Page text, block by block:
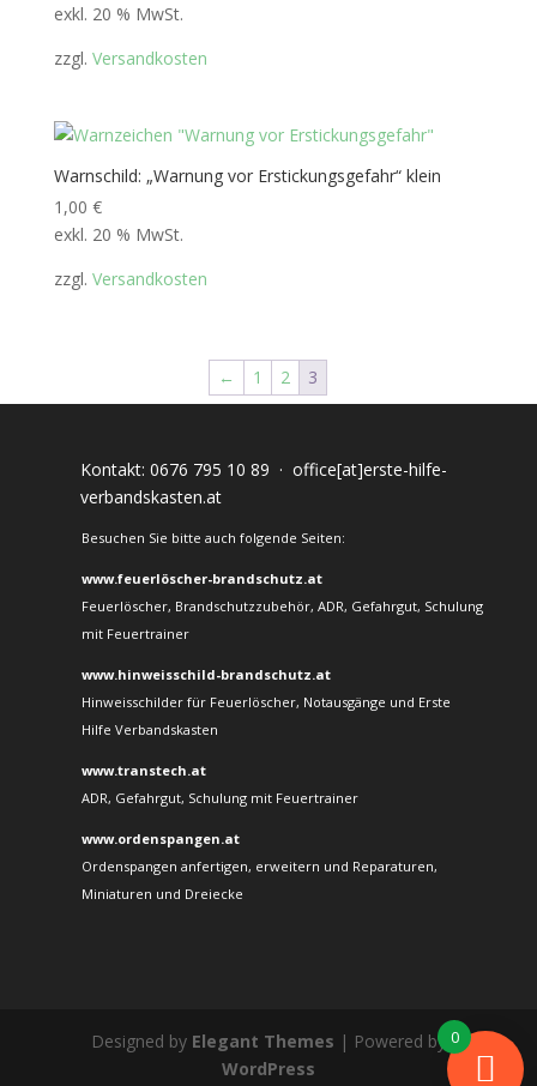
exkl. 20 % MwSt.
zzgl. Versandkosten
Warnschild: „Warnung vor Erstickungsgefahr“ klein
1,00 €
exkl. 20 % MwSt.
zzgl. Versandkosten
← 1 2 3
Kontakt: 0676 795 10 89 · office[at]erste-hilfe-
verbandskasten.at
Besuchen Sie bitte auch folgende Seiten:
www.feuerlöscher-brandschutz.at
Feuerlöscher, Brandschutzzubehör, ADR, Gefahrgut, Schulung
mit Feuertrainer
www.hinweisschild-brandschutz.at
Hinweisschilder für Feuerlöscher, Notausgänge und Erste
Hilfe Verbandskasten
www.transtech.at
ADR, Gefahrgut, Schulung mit Feuertrainer
www.ordenspangen.at
Ordenspangen anfertigen, erweitern und Reparaturen,
Miniaturen und Dreiecke
Designed by Elegant Themes | Powered by
WordPress
0